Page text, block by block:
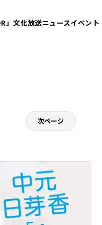
」文化放送ニュースイベント
次ページ